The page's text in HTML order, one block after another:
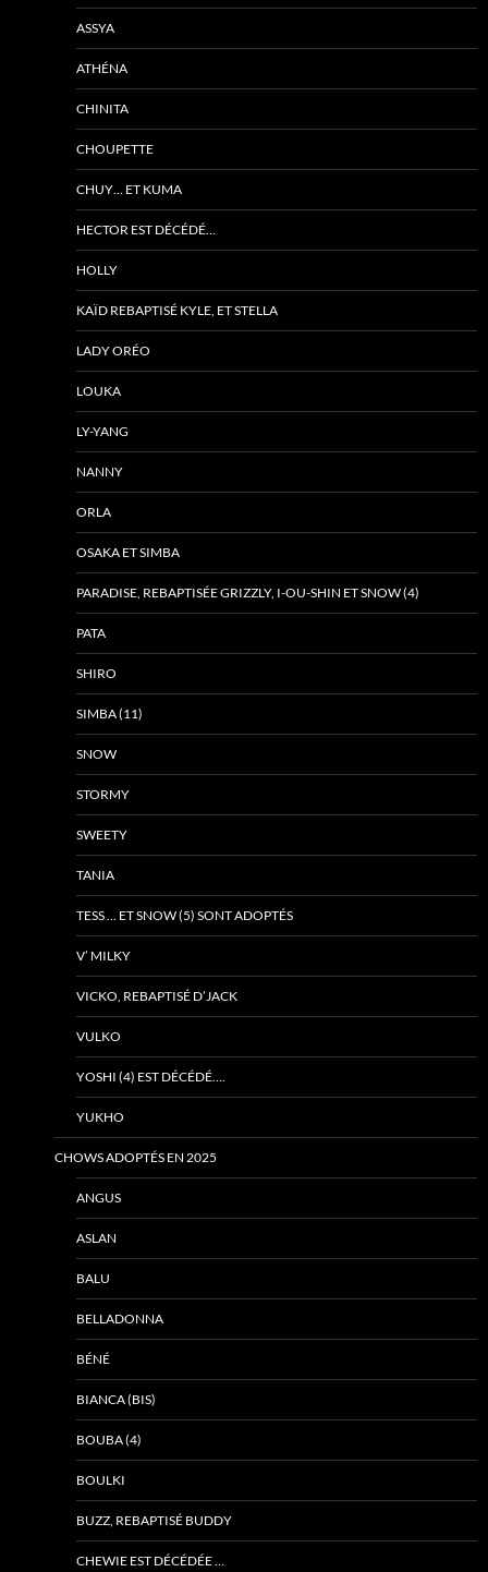
ASSYA
ATHÉNA
CHINITA
CHOUPETTE
CHUY… ET KUMA
HECTOR EST DÉCÉDÉ…
HOLLY
KAÏD REBAPTISÉ KYLE, ET STELLA
LADY ORÉO
LOUKA
LY-YANG
NANNY
ORLA
OSAKA ET SIMBA
PARADISE, REBAPTISÉE GRIZZLY, I-OU-SHIN ET SNOW (4)
PATA
SHIRO
SIMBA (11)
SNOW
STORMY
SWEETY
TANIA
TESS … ET SNOW (5) SONT ADOPTÉS
V’ MILKY
VICKO, REBAPTISÉ D’JACK
VULKO
YOSHI (4) EST DÉCÉDÉ….
YUKHO
CHOWS ADOPTÉS EN 2025
ANGUS
ASLAN
BALU
BELLADONNA
BÉNÉ
BIANCA (BIS)
BOUBA (4)
BOULKI
BUZZ, REBAPTISÉ BUDDY
CHEWIE EST DÉCÉDÉE …